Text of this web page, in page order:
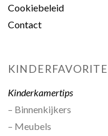
Cookiebeleid
Contact
Kinderkamertips
– Binnenkijkers
– Meubels